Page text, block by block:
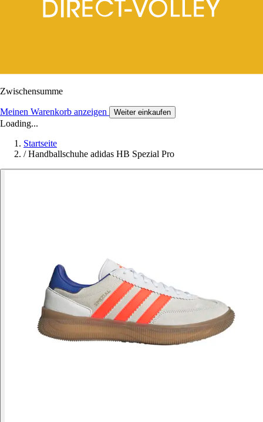
Zwischensumme
Meinen Warenkorb anzeigen Weiter einkaufen
Loading...
Startseite
/ Handballschuhe adidas HB Spezial Pro